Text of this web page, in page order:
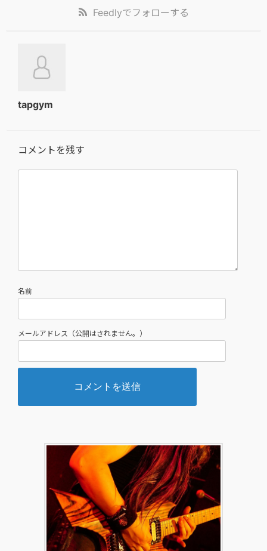
Feedlyでフォローする
tapgym
コメントを残す
名前
メールアドレス（公開はされません。）